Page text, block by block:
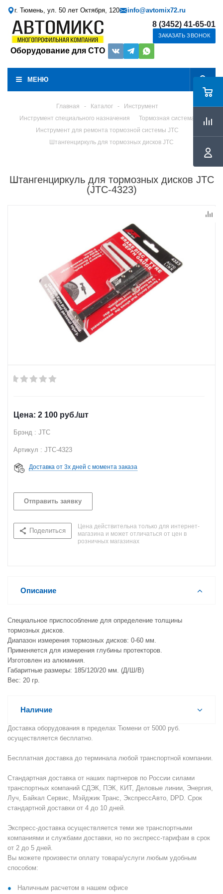
г. Тюмень, ул. 50 лет Октября, 120 info@avtomix72.ru
Оборудование для СТО
8 (3452) 41-65-01
ЗАКАЗАТЬ ЗВОНОК
МЕНЮ
Главная - Каталог -
Инструмент
Инструмент специального назначения
Тормозная система
Инструмент для ремонта тормозной системы JTC
Штангенциркуль для тормозных дисков JTC
Штангенциркуль для тормозных дисков JTC
(JTC-4323)
2 100 руб./шт
Брэнд : JTC
Артикул : JTC-4323
Доставка от 3х дней с момента заказа
Отправить заявку
Поделиться
Цена действительна только для интернет-
магазина и может отличаться от цен в
розничных магазинах
Описание
Специальное приспособление для определение толщины
тормозных дисков.
Диапазон измерения тормозных дисков: 0-60 мм.
Применяется для измерения глубины протекторов.
Изготовлен из алюминия.
Габаритные размеры: 185/120/20 мм. (Д/Ш/В)
Вес: 20 гр.
Наличие
Доставка оборудования в пределах Тюмени от 5000 руб.
осуществляется бесплатно.
Бесплатная доставка до терминала любой транспортной компании.
Стандартная доставка от наших партнеров по России силами
транспортных компаний СДЭК, ПЭК, КИТ, Деловые линии, Энергия,
Луч, Байкал Сервис, Мэйджик Транс, ЭкспрессАвто, DPD. Срок
стандартной доставки от 4 до 10 дней.
Экспресс-доставка осуществляется теми же транспортными
компаниями и службами доставки, но по экспресс-тарифам в срок
от 2 до 5 дней.
Вы можете произвести оплату товара/услуги любым удобным
способом:
Наличным расчетом в нашем офисе